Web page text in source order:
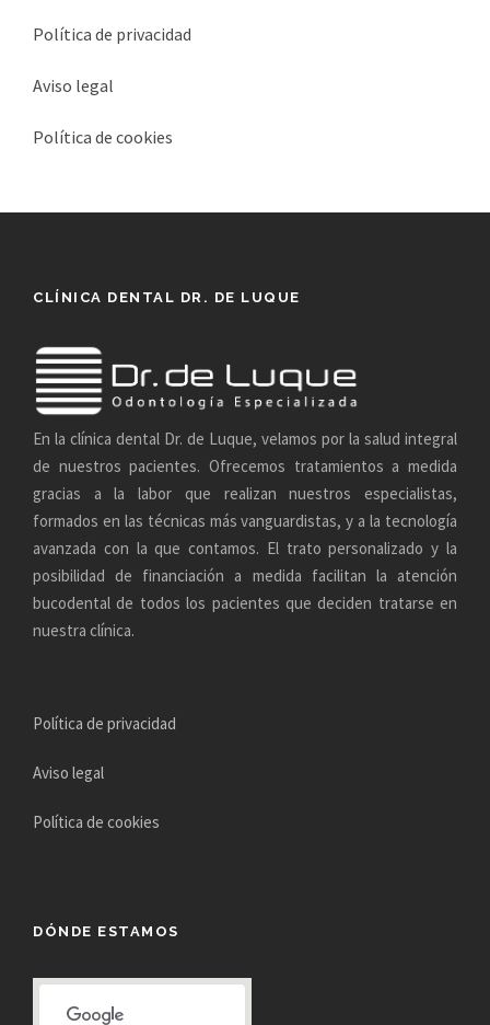
Política de privacidad
Aviso legal
Política de cookies
CLÍNICA DENTAL DR. DE LUQUE
En la clínica dental Dr. de Luque, velamos por la salud integral
de nuestros pacientes. Ofrecemos tratamientos a medida
gracias a la labor que realizan nuestros especialistas,
formados en las técnicas más vanguardistas, y a la tecnología
avanzada con la que contamos. El trato personalizado y la
posibilidad de financiación a medida facilitan la atención
bucodental de todos los pacientes que deciden tratarse en
nuestra clínica.
Política de privacidad
Aviso legal
Política de cookies
DÓNDE ESTAMOS